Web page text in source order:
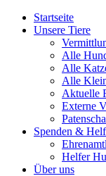
Startseite
Unsere Tiere
Alle
Alle
Alle
Aktuelle
Externe
Spenden &
Helfer
Über uns